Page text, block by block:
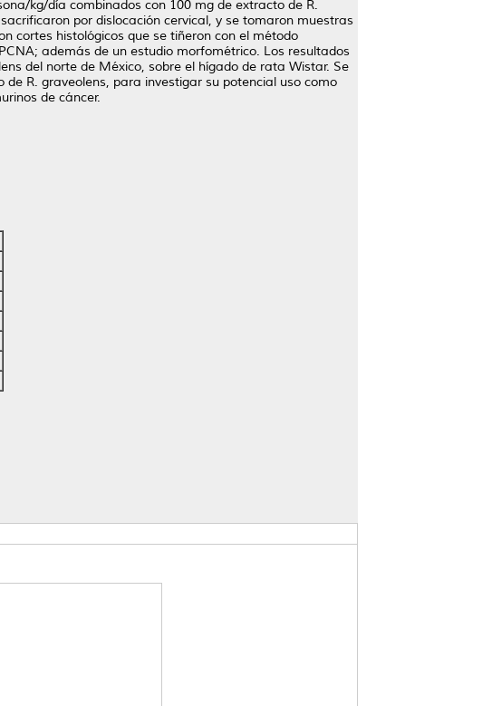
kg/día combinados con 100 mg de extracto de R.
por dislocación cervical, y se tomaron muestras
cortes histológicos que se tiñeron con el método
además de un estudio morfométrico. Los resultados
del norte de México, sobre el hígado de rata Wistar. Se
R. graveolens, para investigar su potencial uso como
de cáncer.